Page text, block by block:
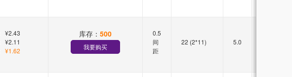
¥2.43
¥2.11
¥1.62
库存： 500
我要购买
0.5
间
距
22 (2*11) 5.0